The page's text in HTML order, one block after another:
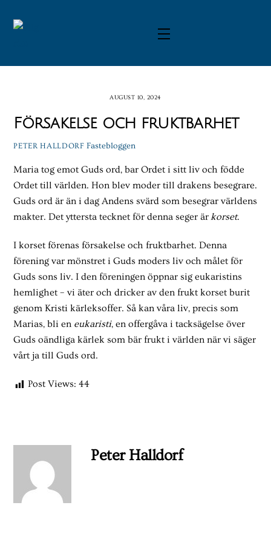
Menu
AUGUST 10, 2024
Försakelse och fruktbarhet
PETER HALLDORF Fastebloggen
Maria tog emot Guds ord, bar Ordet i sitt liv och födde
Ordet till världen. Hon blev moder till drakens besegrare.
Guds ord är än i dag Andens svärd som besegrar världens
makter. Det yttersta tecknet för denna seger ärkorset.
I korset förenas försakelse och fruktbarhet. Denna
förening var mönstret i Guds moders liv och målet för
Guds sons liv. I den föreningen öppnar sig eukaristins
hemlighet – vi äter och dricker av den frukt korset burit
genom Kristi kärleksoffer. Så kan våra liv, precis som
Marias, bli en eukaristi, en offergåva i tacksägelse över
Guds oändliga kärlek som bär frukt i världen när vi säger
vårt ja till Guds ord.
Post Views: 44
Peter Halldorf